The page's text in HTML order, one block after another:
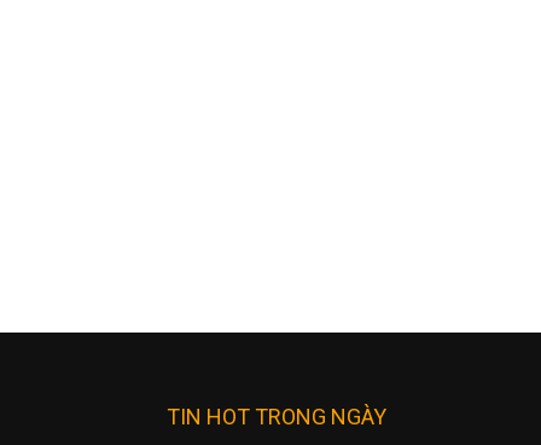
TIN HOT TRONG NGÀY